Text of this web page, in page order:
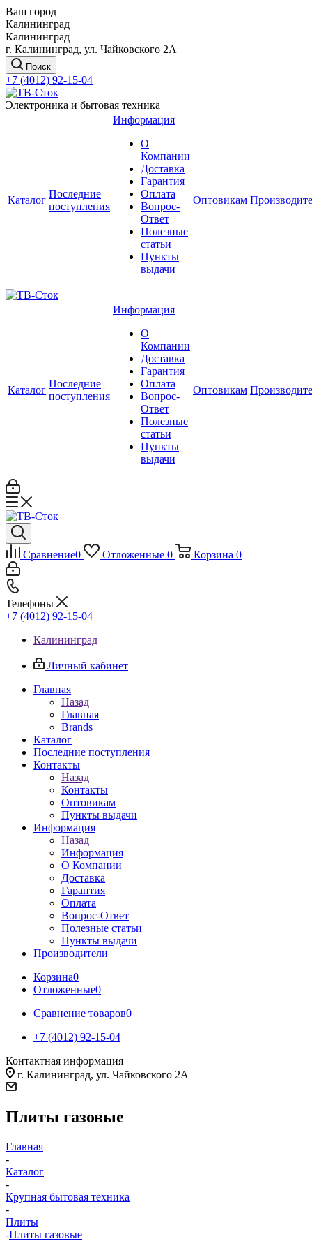
Ваш город
Калининград
Калининград
г. Калининград, ул. Чайковского 2А
Поиск
+7 (4012) 92-15-04
Электроника и бытовая техника
Каталог
Последние
поступления
Информация
О
Компании
Доставка
Гарантия
Оплата
Вопрос-
Ответ
Полезные
статьи
Пункты
выдачи
Оптовикам
Каталог
Последние
поступления
Информация
О
Компании
Доставка
Гарантия
Оплата
Вопрос-
Ответ
Полезные
статьи
Пункты
выдачи
Оптовикам
Сравнение0 Отложенные 0 Корзина 0
Телефоны
+7 (4012) 92-15-04
Калининград
Личный кабинет
Главная
Назад
Главная
Brands
Каталог
Последние поступления
Контакты
Назад
Контакты
Оптовикам
Пункты выдачи
Информация
Назад
Информация
О Компании
Доставка
Гарантия
Оплата
Вопрос-Ответ
Полезные статьи
Пункты выдачи
Производители
Корзина0
Отложенные0
Сравнение товаров0
+7 (4012) 92-15-04
Контактная информация
г. Калининград, ул. Чайковского 2А
Плиты газовые
Главная
-
Каталог
-
Крупная бытовая техника
-
Плиты
-Плиты газовые